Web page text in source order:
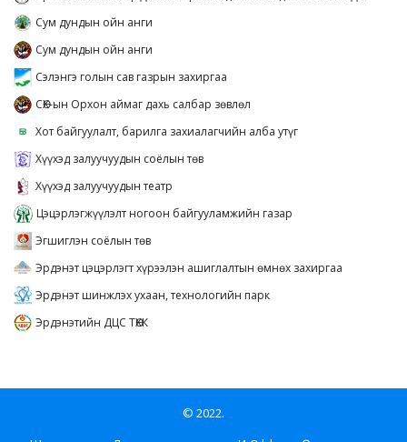
Сум дундын ойн анги
Сум дундын ойн анги
Сэлэнгэ голын сав газрын захиргаа
СӨХ-ын Орхон аймаг дахь салбар зөвлөл
Хот байгуулалт, барилга захиалагчийн алба утүг
Хүүхэд залуучуудын соёлын төв
Хүүхэд залуучуудын театр
Цэцэрлэгжүүлэлт ногоон байгууламжийн газар
Эгшиглэн соёлын төв
Эрдэнэт цэцэрлэгт хүрээлэн ашиглалтын өмнөх захиргаа
Эрдэнэт шинжлэх ухаан, технологийн парк
Эрдэнэтийн ДЦС ТӨХК
© 2022.